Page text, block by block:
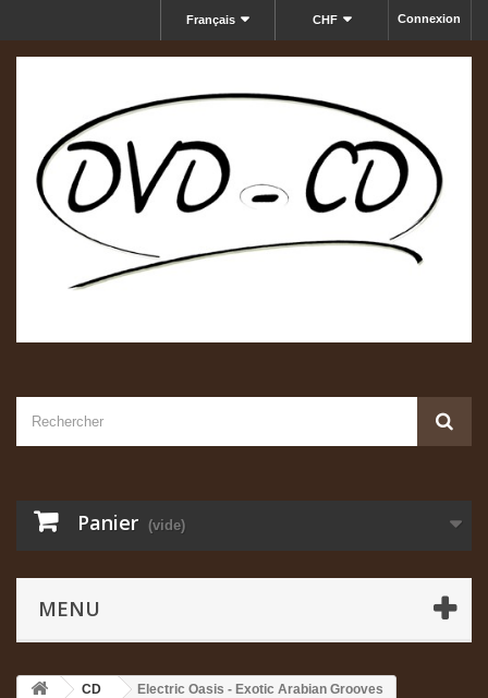
Connexion
CHF
Français
Panier (vide)
MENU
CD Electric Oasis - Exotic Arabian Grooves